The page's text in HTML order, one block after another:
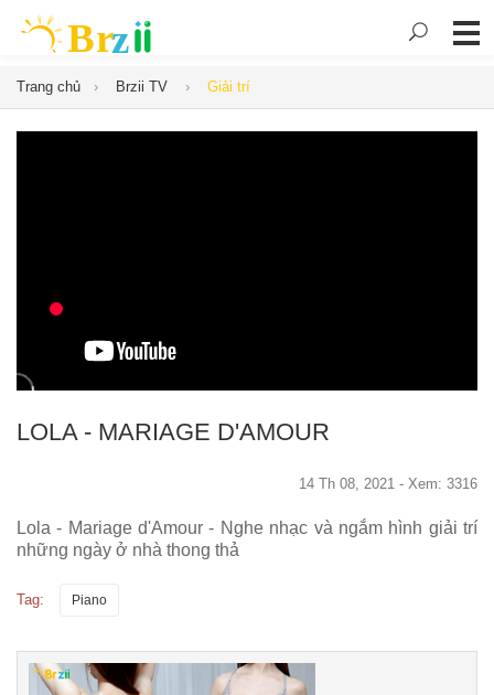
Trang chủ Brzii TV Giải trí
LOLA - MARIAGE D'AMOUR
14 Th 08, 2021 - Xem: 3316
Lola - Mariage d'Amour - Nghe nhạc và ngắm hình giải trí
những ngày ở nhà thong thả
Tag: Piano